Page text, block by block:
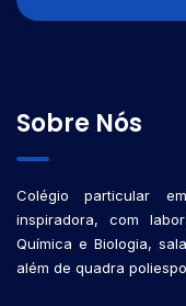
Sobre Nós
Colégio particular
inspiradora, com
Química e Biologia,
além de quadra